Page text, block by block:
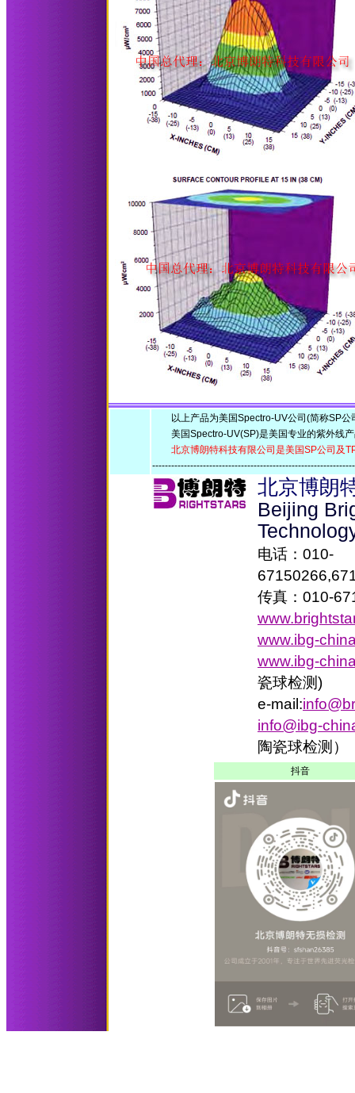
以上产品为美国Spectro-UV公司(简称SP公
美国Spectro-UV(SP)是美国专业的紫外线产
北京博朗特科技有限公司是美国SP公司及
北京博朗
Beijing
电话：010-
传真：010-
www.ibg-
www.ibg-
瓷球检测)
e-mail:
info@ibg-
陶瓷球检测）
抖音